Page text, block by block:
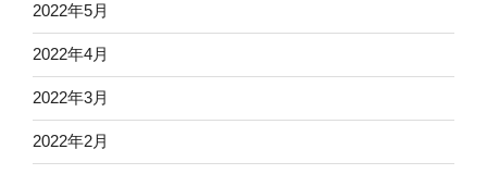
2022年5月
2022年4月
2022年3月
2022年2月